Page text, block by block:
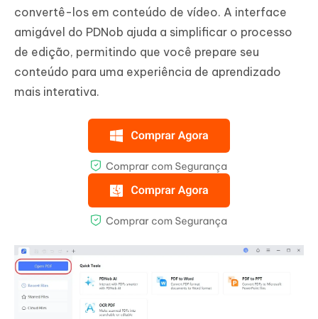
convertê-los em conteúdo de vídeo. A interface
amigável do PDNob ajuda a simplificar o processo
de edição, permitindo que você prepare seu
conteúdo para uma experiência de aprendizado
mais interativa.